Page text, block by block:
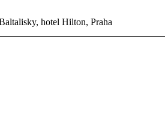
hotel Hilton, Praha